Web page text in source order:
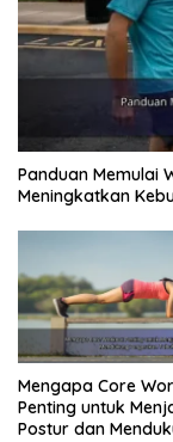
Panduan Memulai
Meningkatkan
Mengapa Core
Penting untuk
Postur dan